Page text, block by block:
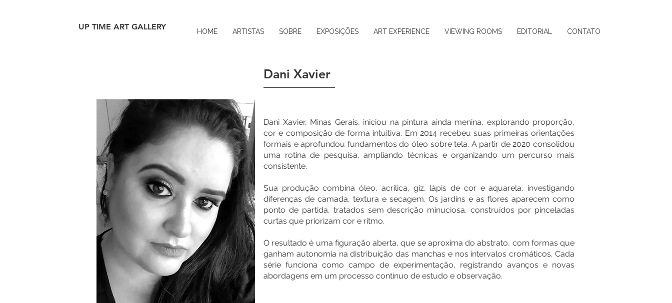
UP TIME ART GALLERY HOME ARTISTAS SOBRE EXPOSIÇÕES ART EXPERIENCE VIEWING ROOMS EDITORIAL CONTATO
Dani Xavier
Dani Xavier, Minas Gerais, iniciou na pintura ainda menina, explorando proporção,
cor e composição de forma intuitiva. Em 2014 recebeu suas primeiras orientações
formais e aprofundou fundamentos do óleo sobre tela. A partir de 2020 consolidou
uma rotina de pesquisa, ampliando técnicas e organizando um percurso mais
consistente.
Sua produção combina óleo, acrílica, giz, lápis de cor e aquarela, investigando
diferenças de camada, textura e secagem. Os jardins e as flores aparecem como
ponto de partida, tratados sem descrição minuciosa, construídos por pinceladas
curtas que priorizam cor e ritmo.
O resultado é uma figuração aberta, que se aproxima do abstrato, com formas que
ganham autonomia na distribuição das manchas e nos intervalos cromáticos. Cada
série funciona como campo de experimentação, registrando avanços e novas
abordagens em um processo contínuo de estudo e observação.